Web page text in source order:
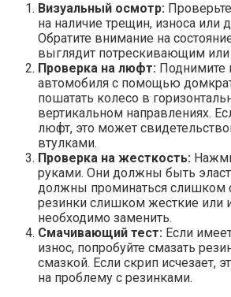
Визуальный осмотр:
на наличие трещин, износа или
Обратите внимание на
выглядит потрескивающим
Проверка на люфт: Поднимите
автомобиля с помощью
пошатать колесо в
вертикальном направлениях.
люфт, это может
втулками.
Проверка на жесткость:
руками. Они должны быть
должны проминаться слишком
резинки слишком жесткие или
необходимо заменить.
Смачивающий тест: Если
износ, попробуйте смазать
смазкой. Если скрип исчезает,
на проблему с резинками.